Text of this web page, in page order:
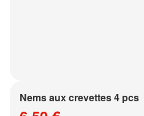
Nems aux crevettes 4 pcs